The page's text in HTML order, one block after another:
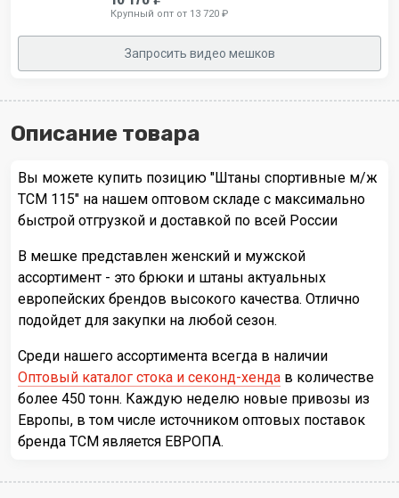
Крупный опт от 13 720 ₽
Запросить видео мешков
Описание товара
Вы можете купить позицию "Штаны спортивные м/ж
TCM 115" на нашем оптовом складе с максимально
быстрой отгрузкой и доставкой по всей России
В мешке представлен женский и мужской
ассортимент - это брюки и штаны актуальных
европейских брендов высокого качества. Отлично
подойдет для закупки на любой сезон.
Среди нашего ассортимента всегда в наличии
Оптовый каталог стока и секонд-хенда в количестве
более 450 тонн. Каждую неделю новые привозы из
Европы, в том числе источником оптовых поставок
бренда TCM является ЕВРОПА.